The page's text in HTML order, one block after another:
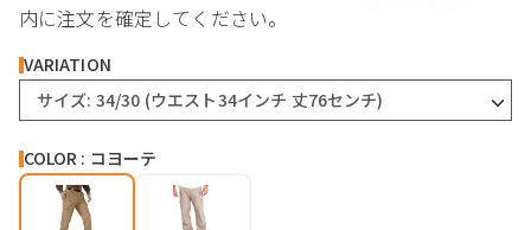
内に注文を確定してください。
VARIATION
サイズ: 34/30 (ウエスト34インチ 丈76センチ)
COLOR : コヨーテ